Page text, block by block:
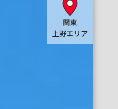
関東
上野エリア